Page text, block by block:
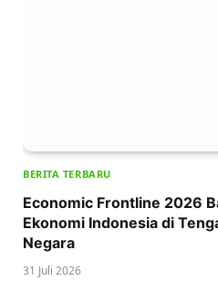
BERITA TERBARU
Economic Frontline 2026
Ekonomi Indonesia di
Negara
31 Juli 2026